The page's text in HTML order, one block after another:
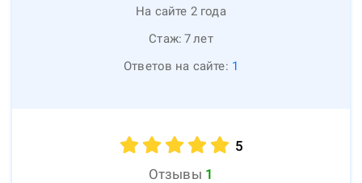
На сайте 2 года
Стаж: 7лет
Ответов на сайте: 1
5
Отзывы 1